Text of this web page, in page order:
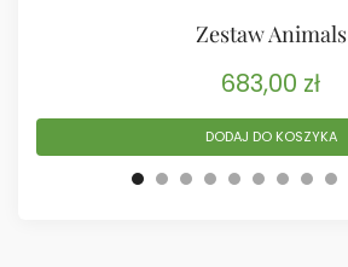
Zestaw Animals
683,00 zł
DODAJ DO KOSZYKA